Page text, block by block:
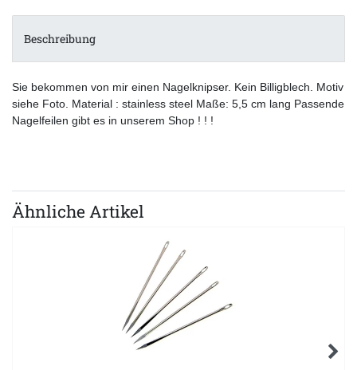
Beschreibung
Sie bekommen von mir einen Nagelknipser. Kein Billigblech. Motiv
siehe Foto. Material : stainless steel Maße: 5,5 cm lang Passende
Nagelfeilen gibt es in unserem Shop ! ! !
Ähnliche Artikel